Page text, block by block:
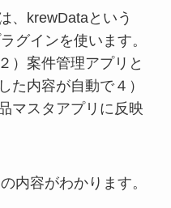
、krewDataという
グインを使います。
）案件管理アプリと
た内容が自動で４）
マスタアプリに反映
内容がわかります。